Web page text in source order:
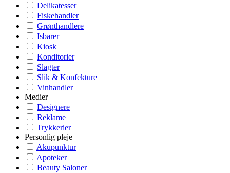
Delikatesser
Fiskehandler
Grønthandlere
Isbarer
Kiosk
Konditorier
Slagter
Slik & Konfekture
Vinhandler
Medier
Designere
Reklame
Trykkerier
Personlig pleje
Akupunktur
Apoteker
Beauty Saloner